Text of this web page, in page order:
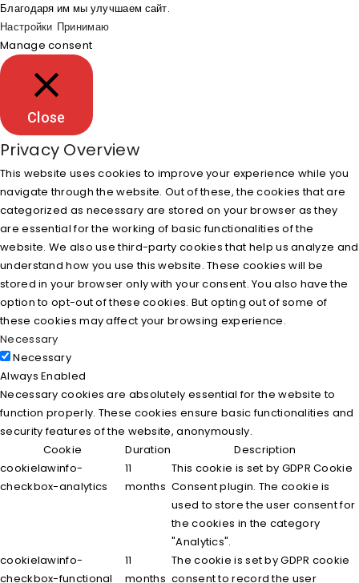
Благодаря им мы улучшаем сайт.
Настройки Принимаю
Manage consent
Close
Privacy Overview
This website uses cookies to improve your experience while you
navigate through the website. Out of these, the cookies that are
categorized as necessary are stored on your browser as they
are essential for the working of basic functionalities of the
website. We also use third-party cookies that help us analyze and
understand how you use this website. These cookies will be
stored in your browser only with your consent. You also have the
option to opt-out of these cookies. But opting out of some of
these cookies may affect your browsing experience.
Necessary
Necessary
Always Enabled
Necessary cookies are absolutely essential for the website to
function properly. These cookies ensure basic functionalities and
security features of the website, anonymously.
Cookie
Duration
Description
cookielawinfo-
checkbox-analytics
11
months
This cookie is set by GDPR Cookie
Consent plugin. The cookie is
used to store the user consent for
the cookies in the category
"Analytics".
cookielawinfo-
checkbox-functional
11
months
The cookie is set by GDPR cookie
consent to record the user